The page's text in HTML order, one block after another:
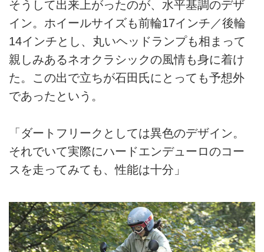
そうして出来上がったのが、水平基調のデザ
イン。ホイールサイズも前輪17インチ／後輪
14インチとし、丸いヘッドランプも相まって
親しみあるネオクラシックの風情も身に着け
た。この出で立ちが石田氏にとっても予想外
であったという。
「ダートフリークとしては異色のデザイン。
それでいて実際にハードエンデューロのコー
スを走ってみても、性能は十分」